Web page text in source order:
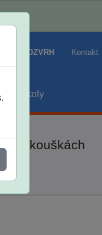
ROZVRH Kontakt
školy
zkouškách